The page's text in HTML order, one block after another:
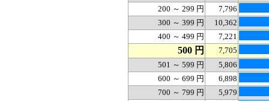
200 ～ 299 円
7,796
300 ～ 399 円
10,362
400 ～ 499 円
7,221
500 円
7,705
501 ～ 599 円
5,806
600 ～ 699 円
6,898
700 ～ 799 円
5,979